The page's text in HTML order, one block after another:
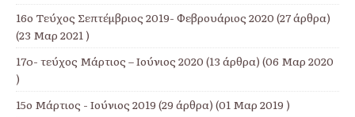
16ο Τεύχος Σεπτέμβριος 2019- Φεβρουάριος 2020 (27 άρθρα)
(23 Μαρ 2021 )
17o- τεύχος Μάρτιος – Ιούνιος 2020 (13 άρθρα) (06 Μαρ 2020
)
15ο Μάρτιος - Ιούνιος 2019 (29 άρθρα) (01 Μαρ 2019 )